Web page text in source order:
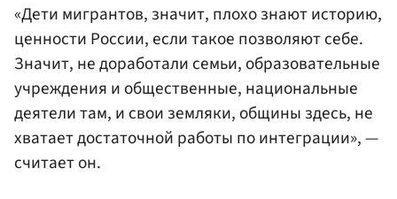
«Дети мигрантов, значит, плохо знают историю,
ценности России, если такое позволяют себе.
Значит, не доработали семьи, образовательные
учреждения и общественные, национальные
деятели там, и свои земляки, общины здесь, не
хватает достаточной работы по интеграции», —
считает он.